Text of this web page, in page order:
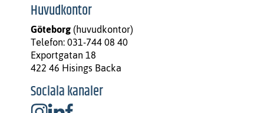
Huvudkontor
Göteborg(huvudkontor)
Telefon: 031-744 08 40
Exportgatan 18
422 46 Hisings Backa
Sociala kanaler